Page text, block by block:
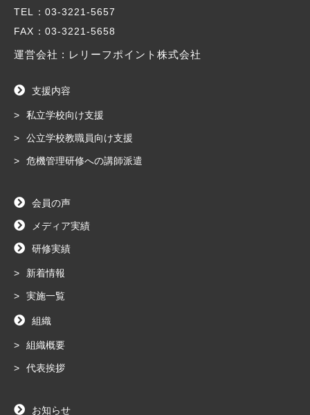
TEL
：03-3221-5657
FAX ：03-3221-5658
運営会社 : レリーフポイント株式会社
支援内容
私立学校向け支援
公立学校教職員向け支援
危機管理研修への講師派遣
会員の声
メディア実績
研修実績
新着情報
実施一覧
組織
組織概要
代表挨拶
お知らせ